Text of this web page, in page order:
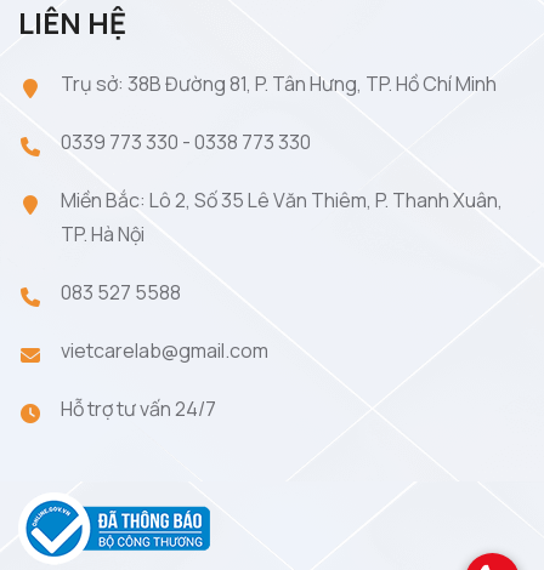
LIÊN HỆ
Trụ sở: 38B Đường 81, P. Tân Hưng, TP. Hồ Chí Minh
0339 773 330 -0338 773 330
Miền Bắc: Lô 2, Số 35 Lê Văn Thiêm, P. Thanh Xuân,
TP. Hà Nội
083 527 5588
vietcarelab@gmail.com
Hỗ trợ tư vấn 24/7